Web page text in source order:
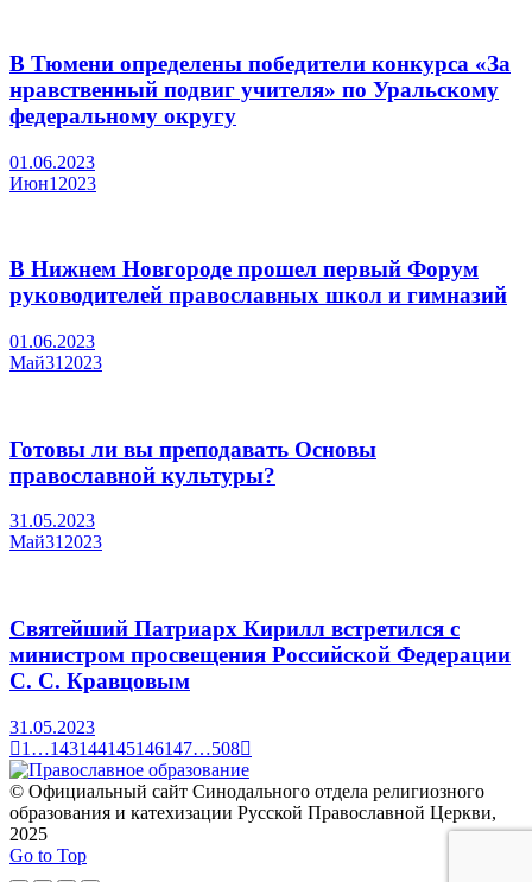
В Тюмени определены победители конкурса «За
нравственный подвиг учителя» по Уральскому
федеральному округу
01.06.2023
Июн1 2023
В Нижнем Новгороде прошел первый Форум
руководителей православных школ и гимназий
01.06.2023
Май31 2023
Готовы ли вы преподавать Основы
православной культуры?
31.05.2023
Май312023
Святейший Патриарх Кирилл встретился с
министром просвещения Российской Федерации
С. С. Кравцовым
31.05.2023
1 …143144145146147…508
© Официальный сайт Синодального отдела религиозного
образования и катехизации Русской Православной Церкви,
2025
Go to Top